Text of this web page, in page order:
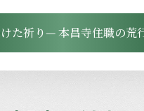
た祈り— 本昌寺住職の荒